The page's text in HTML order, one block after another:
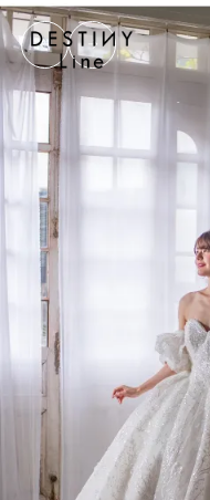
WEDDING DRESS
COLOR DRESS
TUXEDO